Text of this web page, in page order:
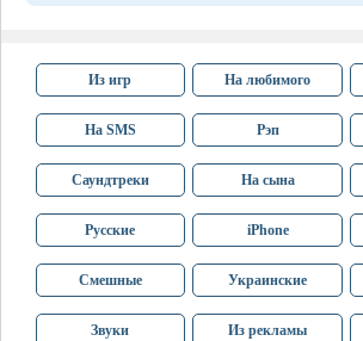
Из игр На любимого
На SMS Рэп
Саундтреки На сына
Русские iPhone
Смешные Украинские
Звуки Из рекламы